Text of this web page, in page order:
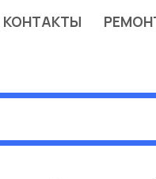
КОНТАКТЫ